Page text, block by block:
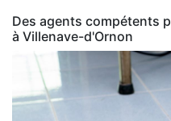
Des agents compétents
à Villenave-d'Ornon